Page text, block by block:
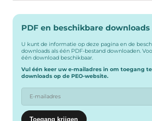
PDF en beschikbare downloads
U kunt de informatie op deze pagina en de
downloads als één PDF-bestand downloaden.
één download beschikbaar.
Vul één keer uw e-mailadres in om toegang
downloads op de PEO-website.